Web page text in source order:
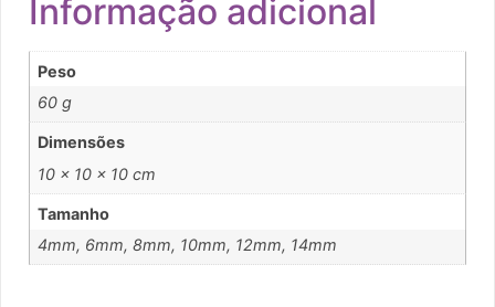
Informação adicional
Peso
60 g
Dimensões
10 × 10 × 10 cm
Tamanho
4mm, 6mm, 8mm, 10mm, 12mm, 14mm